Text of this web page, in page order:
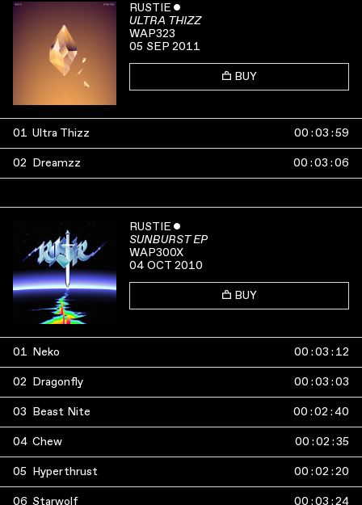
RUSTIE ˇ
ULTRA THIZZ
WAP323
05 SEP 2011
BUY
01 Ultra Thizz 00 :03 :59
02 Dreamzz 00 :03 :06
RUSTIE ˇ
SUNBURST EP
WAP300X
04 OCT 2010
BUY
01 Neko 00 :03 : 12
02 Dragonfly 00 :03 :03
03 Beast Nite 00 :02 :40
04 Chew 00 :02 :35
05 Hyperthrust 00 :02 :20
06 Starwolf 00 :03 :24